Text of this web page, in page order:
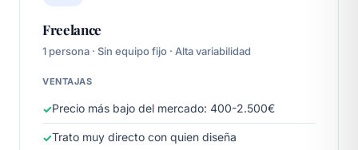
Freelance
1 persona · Sin equipo fijo · Alta variabilidad
VENTAJAS
Precio más bajo del mercado: 400-2.500€
Trato muy directo con quien diseña